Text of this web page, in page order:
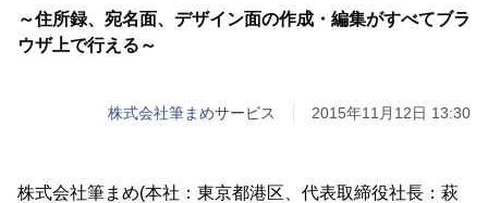
～住所録、宛名面、デザイン面の作成・編集がすべてブラ
ウザ上で行える～
株式会社筆まめサービス 2015年11月12日 13:30
株式会社筆まめ(本社：東京都港区、代表取締役社長：萩